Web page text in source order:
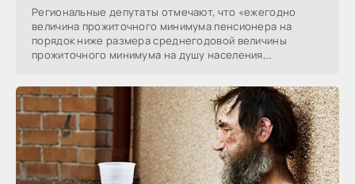
Региональные депутаты отмечают, что «ежегодно
величина прожиточного минимума пенсионера на
порядок ниже размера среднегодовой величины
прожиточного минимума на душу населения,